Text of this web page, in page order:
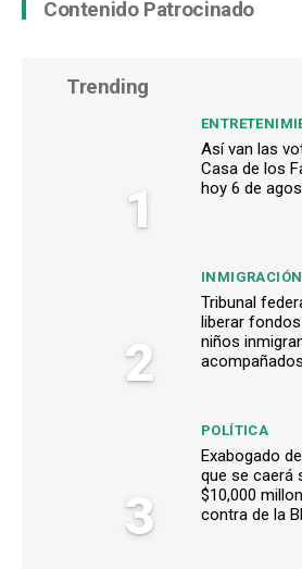
Contenido Patrocinado
Trending
1
Así van las
Casa de los
hoy 6 de
2
INMIGRACIÓN
Tribunal
liberar
niños
acompañados
3
POLÍTICA
Exabogado
que se caerá
$10,000
contra de la